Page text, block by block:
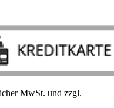
MwSt. und zzgl.